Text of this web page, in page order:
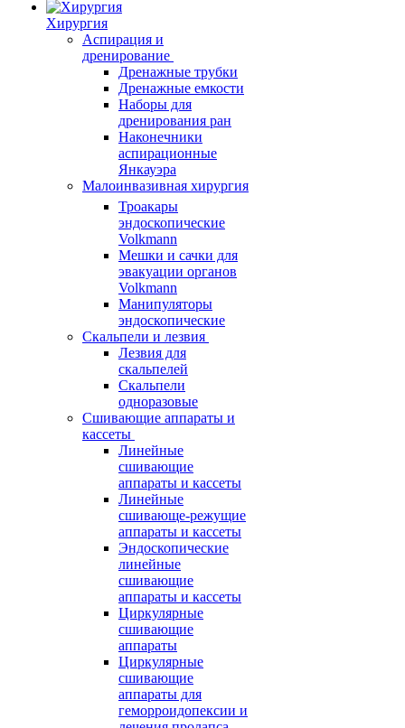
Хирургия
Аспирация и
дренирование
Дренажные трубки
Дренажные емкости
Наборы для
дренирования ран
Наконечники
аспирационные
Янкауэра
Малоинвазивная хирургия
Троакары
эндоскопические
Volkmann
Мешки и сачки для
эвакуации органов
Volkmann
Манипуляторы
эндоскопические
Скальпели и лезвия
Лезвия для
скальпелей
Скальпели
одноразовые
Сшивающие аппараты и
кассеты
Линейные
сшивающие
аппараты и кассеты
Линейные
сшивающе-режущие
аппараты и кассеты
Эндоскопические
линейные
сшивающие
аппараты и кассеты
Циркулярные
сшивающие
аппараты
Циркулярные
сшивающие
аппараты для
геморроидопексии и